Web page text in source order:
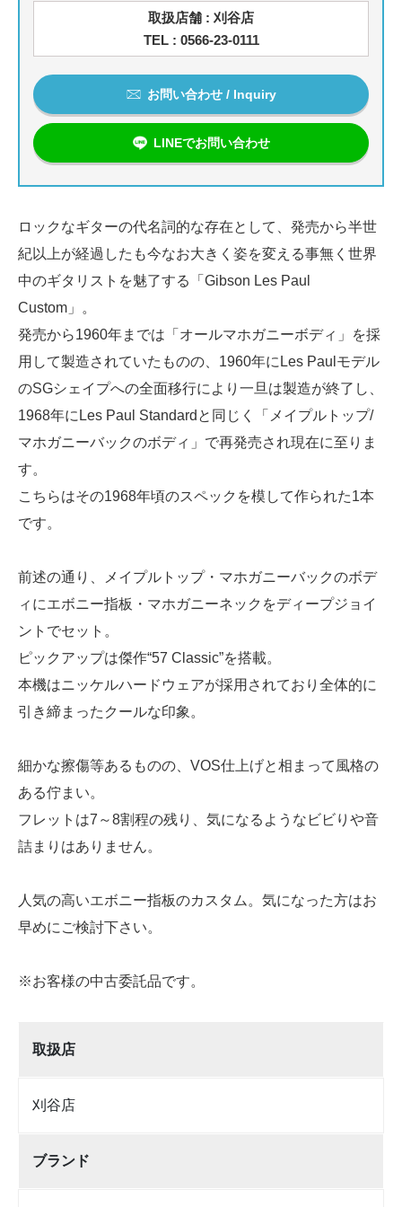
取扱店舗 : 刈谷店
TEL : 0566-23-0111
お問い合わせ / Inquiry
LINEでお問い合わせ
ロックなギターの代名詞的な存在として、発売から半世
紀以上が経過したも今なお大きく姿を変える事無く世界
中のギタリストを魅了する「Gibson Les Paul
Custom」。
発売から1960年までは「オールマホガニーボディ」を採
用して製造されていたものの、1960年にLes Paulモデル
のSGシェイプへの全面移行により一旦は製造が終了し、
1968年にLes Paul Standardと同じく「メイプルトップ/
マホガニーバックのボディ」で再発売され現在に至りま
す。
こちらはその1968年頃のスペックを模して作られた1本
です。
前述の通り、メイプルトップ・マホガニーバックのボデ
ィにエボニー指板・マホガニーネックをディープジョイ
ントでセット。
ピックアップは傑作“57 Classic”を搭載。
本機はニッケルハードウェアが採用されており全体的に
引き締まったクールな印象。
細かな擦傷等あるものの、VOS仕上げと相まって風格の
ある佇まい。
フレットは7～8割程の残り、気になるようなビビりや音
詰まりはありません。
人気の高いエボニー指板のカスタム。気になった方はお
早めにご検討下さい。
※お客様の中古委託品です。
取扱店
刈谷店
ブランド